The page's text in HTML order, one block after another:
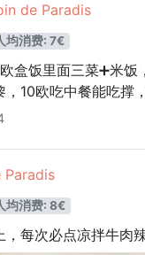
de Paradis
均消费: 7€
盒饭里面三菜➕米
10欧吃中餐能吃撑
Paradis
均消费: 8€
每次必点凉拌牛肉